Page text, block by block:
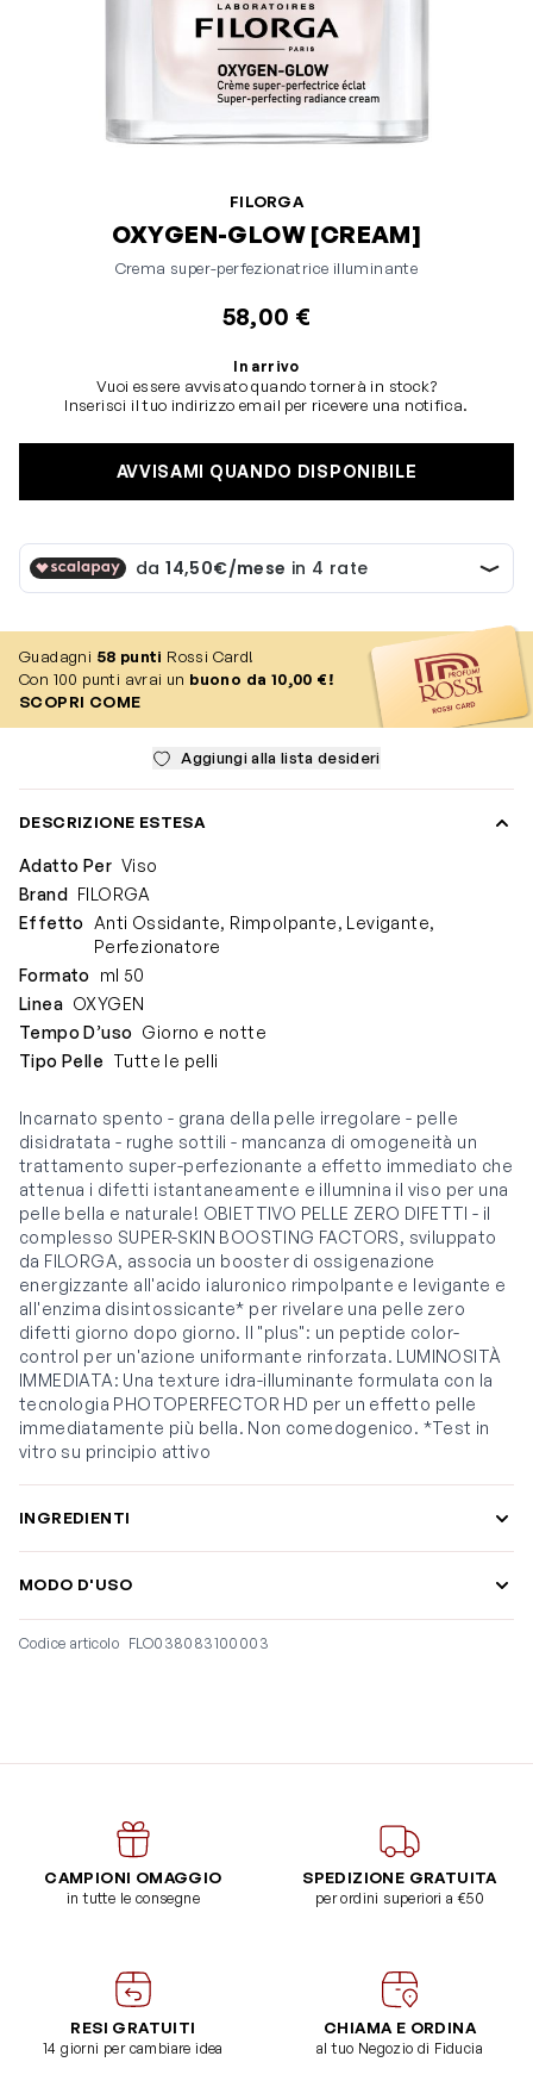
FILORGA
OXYGEN-GLOW [CREAM]
Crema super-perfezionatrice illuminante
58,00 €
In arrivo
Vuoi essere avvisato quando tornerà in stock?
Inserisci il tuo indirizzo email per ricevere una notifica.
AVVISAMI QUANDO DISPONIBILE
Guadagni 58 punti Rossi Card!
Con 100 punti avrai un buono da 10,00 €!
SCOPRI COME
Aggiungi alla lista desideri
DESCRIZIONE ESTESA
Adatto Per Viso
Brand FILORGA
Effetto Anti Ossidante, Rimpolpante, Levigante,
Perfezionatore
Formato
ml 50
Linea OXYGEN
Tempo D’uso Giorno e notte
Tipo Pelle Tutte le pelli
Incarnato spento - grana della pelle irregolare - pelle
disidratata - rughe sottili - mancanza di omogeneità un
trattamento super-perfezionante a effetto immediato che
attenua i difetti istantaneamente e illumnina il viso per una
pelle bella e naturale! OBIETTIVO PELLE ZERO DIFETTI - il
complesso SUPER-SKIN BOOSTING FACTORS, sviluppato
da FILORGA, associa un booster di ossigenazione
energizzante all'acido ialuronico rimpolpante e levigante e
all'enzima disintossicante* per rivelare una pelle zero
difetti giorno dopo giorno. Il "plus": un peptide color-
control per un'azione uniformante rinforzata. LUMINOSITÀ
IMMEDIATA: Una texture idra-illuminante formulata con la
tecnologia PHOTOPERFECTOR HD per un effetto pelle
immediatamente più bella. Non comedogenico. *Test in
vitro su principio attivo
INGREDIENTI
MODO D'USO
Codice articolo FLO038083100003
CAMPIONI OMAGGIO
in tutte le consegne
SPEDIZIONE GRATUITA
per ordini superiori a €50
RESI GRATUITI
14 giorni per cambiare idea
CHIAMA E ORDINA
al tuo Negozio di Fiducia